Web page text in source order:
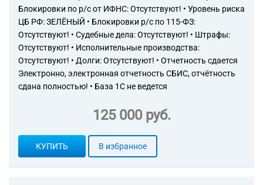
Блокировки по р/с от ИФНС: Отсутствуют! • Уровень риска
ЦБ РФ: ЗЕЛЁНЫЙ • Блокировки р/с по 115-ФЗ:
Отсутствуют! • Судебные дела: Отсутствуют! • Штрафы:
Отсутствуют! • Исполнительные производства:
Отсутствуют! • Долги: Отсутствуют! • Отчетность сдается
Электронно, электронная отчетность СБИС, отчётность
сдана полностью! • База 1С не ведется
125 000 руб.
КУПИТЬ В избранное